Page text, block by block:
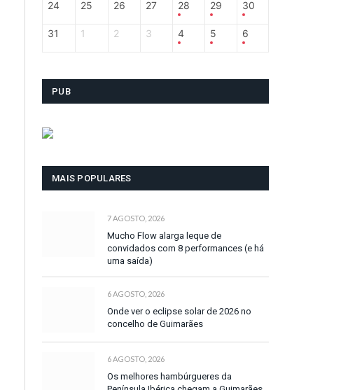
24 25 26 27 28 29 30
31 1 2 3 4 5 6
PUB
MAIS POPULARES
7 AGOSTO, 2026
Mucho Flow alarga leque de
convidados com 8 performances (e há
uma saída)
6 AGOSTO, 2026
Onde ver o eclipse solar de 2026 no
concelho de Guimarães
6 AGOSTO, 2026
Os melhores hambúrgueres da